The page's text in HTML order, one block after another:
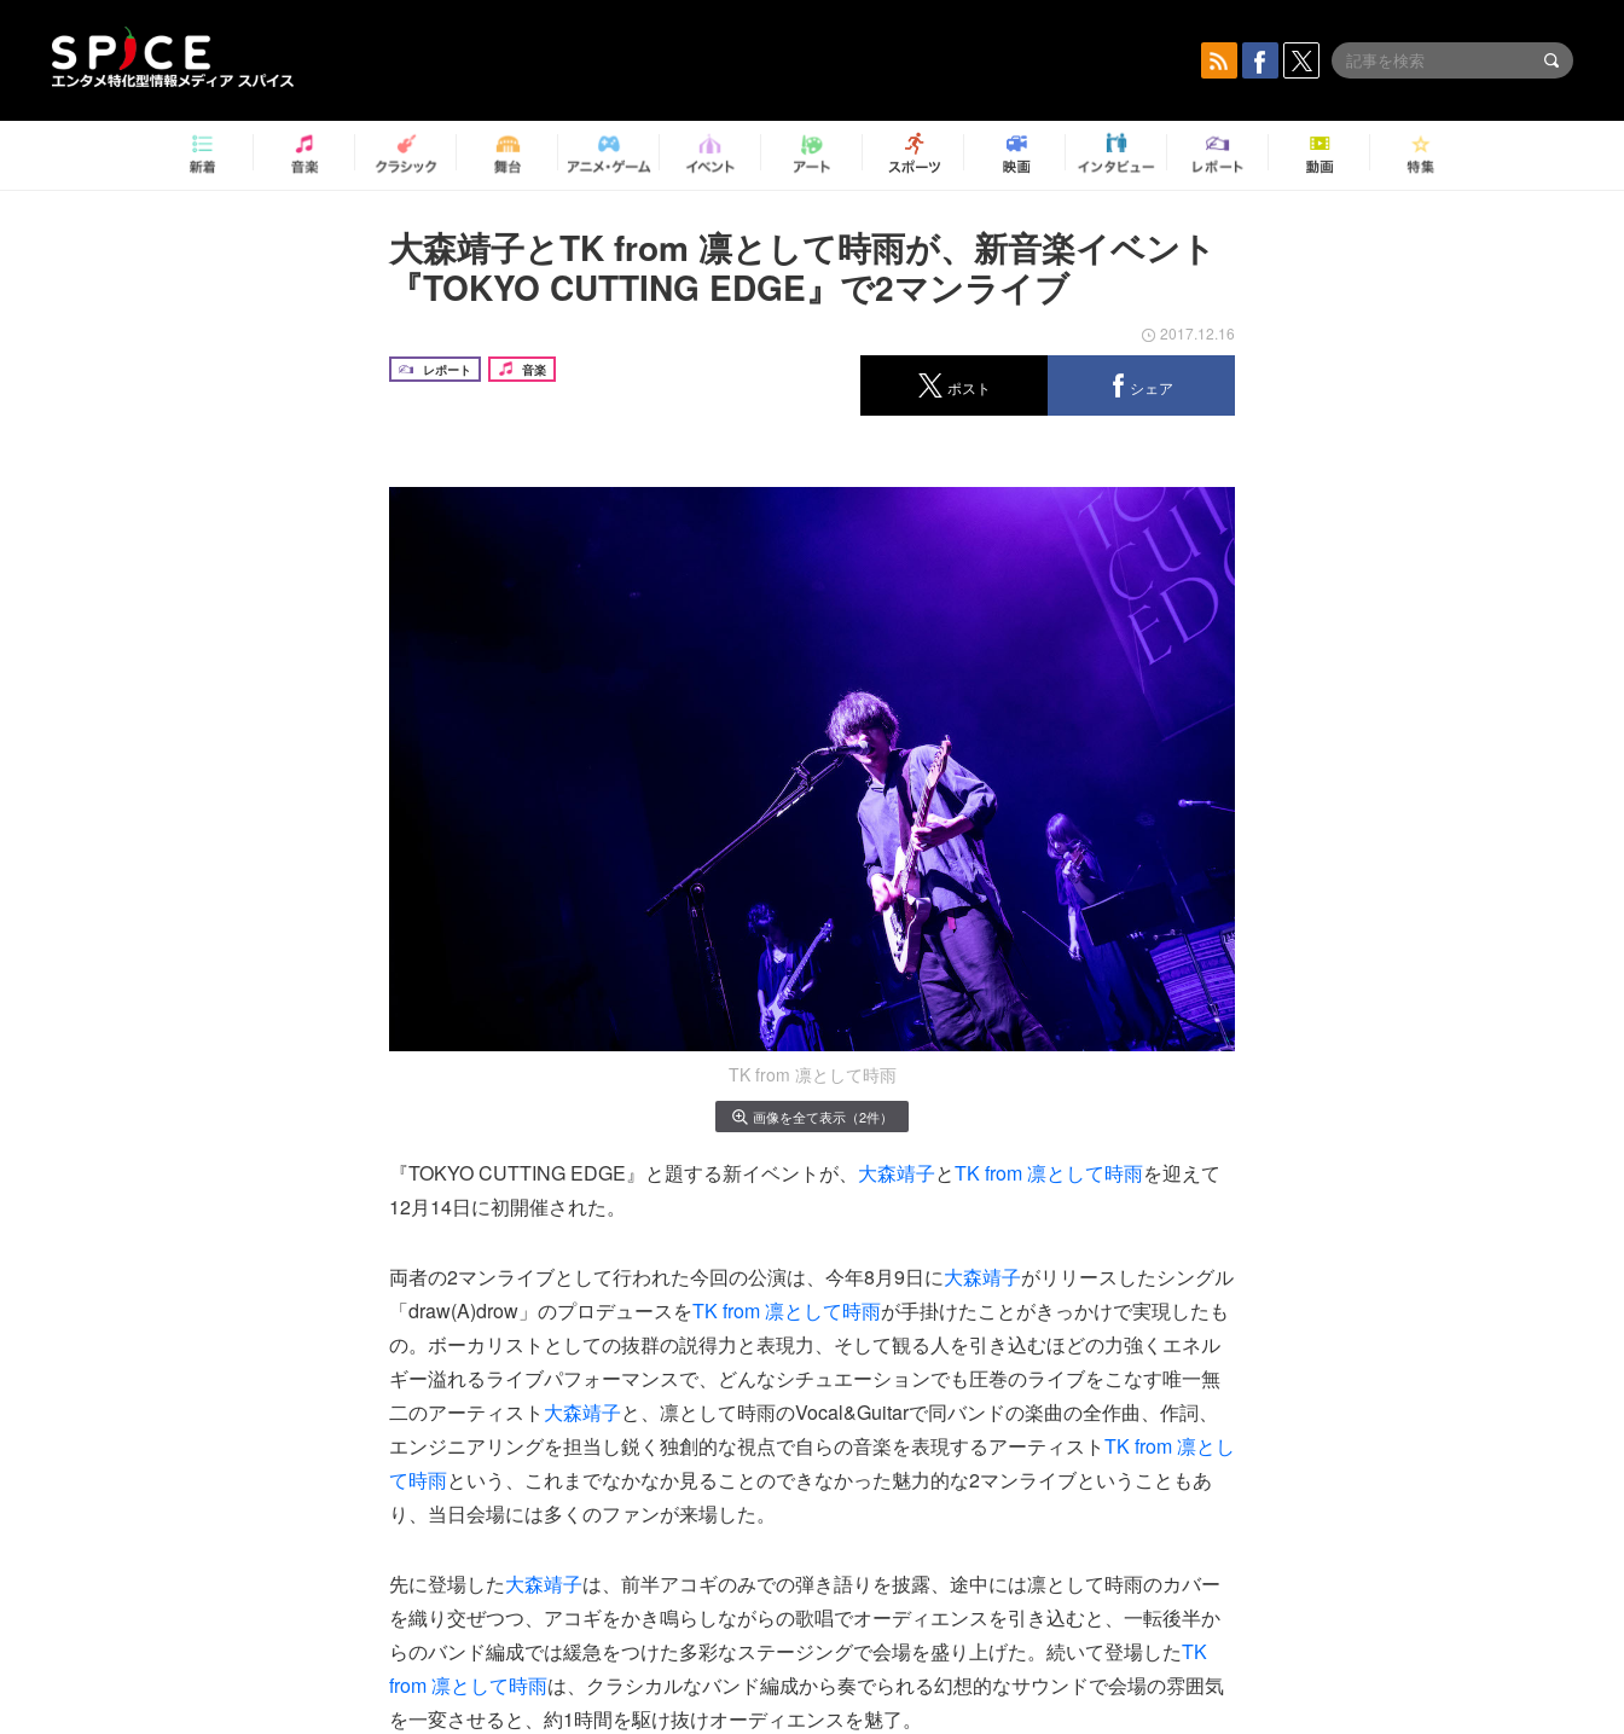
大森靖子とTK from 凛として時雨が、新音楽イベント
『TOKYO CUTTING EDGE』で2マンライブ
レポート 音楽
2017.12.16
ポスト シェア
TK from 凛として時雨
画像を全て表示（2件）
『TOKYO CUTTING EDGE』と題する新イベントが、 大森靖子とTK from 凛として時雨を迎えて
12月14日に初開催された。
両者の2マンライブとして行われた今回の公演は、今年8月9日に大森靖子がリリースしたシングル
「draw(A)drow」のプロデュースをTK from 凛として時雨が手掛けたことがきっかけで実現したも
の。ボーカリストとしての抜群の説得力と表現力、そして観る人を引き込むほどの力強くエネル
ギー溢れるライブパフォーマンスで、どんなシチュエーションでも圧巻のライブをこなす唯一無
二のアーティスト 大森靖子と、凛として時雨のVocal&Guitarで同バンドの楽曲の全作曲、作詞、
エンジニアリングを担当し鋭く独創的な視点で自らの音楽を表現するアーティストTK from 凛とし
て時雨という、これまでなかなか見ることのできなかった魅力的な2マンライブということもあ
り、当日会場には多くのファンが来場した。
先に登場した大森靖子は、前半アコギのみでの弾き語りを披露、途中には凛として時雨のカバー
を織り交ぜつつ、アコギをかき鳴らしながらの歌唱でオーディエンスを引き込むと、一転後半か
らのバンド編成では緩急をつけた多彩なステージングで会場を盛り上げた。続いて登場したTK
from 凛として時雨は、クラシカルなバンド編成から奏でられる幻想的なサウンドで会場の雰囲気
を一変させると、約1時間を駆け抜けオーディエンスを魅了。